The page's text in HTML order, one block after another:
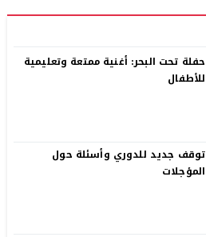
حفلة تحت البحر: أغنية ممتعة وتعليمية
للأطفال
توقف جديد للدوري وأسئلة حول
المؤجلات